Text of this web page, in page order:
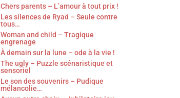
Chers parents – L’amour à tout prix !
Les silences de Ryad – Seule contre
tous…
Woman and child – Tragique
engrenage
À demain sur la lune – ode à la vie !
The ugly – Puzzle scénaristique et
sensoriel
Le son des souvenirs – Pudique
mélancolie…